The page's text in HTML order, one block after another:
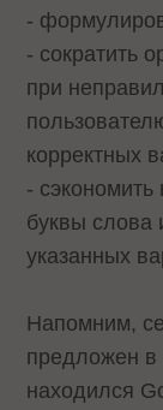
-
- сократить
при
корректных
-
буквы слова
указанных
Напомним,
предложен в
находился